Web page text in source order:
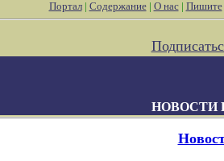
Портал| Содержание| О нас| Пишите
НОВОСТИ